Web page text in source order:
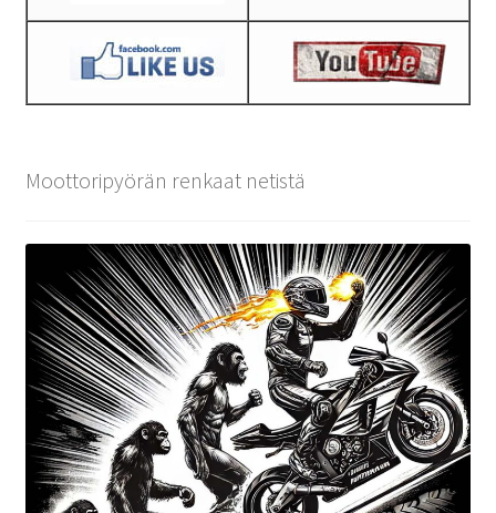
Moottoripyörän renkaat netistä